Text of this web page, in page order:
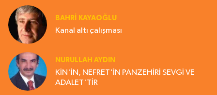
BAHRI KAYAOĞLU
Kanal altı çalışması
NURULLAH AYDIN
KİN'İN, NEFRET'İN PANZEHİRİ SEVGİ VE
ADALET'TİR